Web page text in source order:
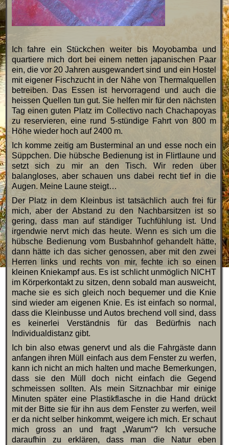
Ich fahre ein Stückchen weiter bis Moyobamba und
quartiere mich dort bei einem netten japanischen Paar
ein, die vor 20 Jahren ausgewandert sind und ein Hostel
mit eigener Fischzucht in der Nähe von Thermalquellen
betreiben. Das Essen ist hervorragend und auch die
heissen Quellen tun gut. Sie helfen mir für den nächsten
Tag einen guten Platz im Collectivo nach Chachapoyas
zu reservieren, eine rund 5-stündige Fahrt von 800 m
Höhe wieder hoch auf 2400 m.
Ich komme zeitig am Busterminal an und esse noch ein
Süppchen. Die hübsche Bedienung ist in Flirtlaune und
setzt sich zu mir an den Tisch. Wir reden über
balangloses, aber schauen uns dabei recht tief in die
Augen. Meine Laune steigt…
Der Platz in dem Kleinbus ist tatsächlich auch frei für
mich, aber der Abstand zu den Nachbarsitzen ist so
gering, dass man auf ständiger Tuchfühlung ist. Und
irgendwie nervt mich das heute. Wenn es sich um die
hübsche Bedienung vom Busbahnhof gehandelt hätte,
dann hätte ich das sicher genossen, aber mit den zwei
Herren links und rechts von mir, fechte ich so einen
kleinen Kniekampf aus. Es ist schlicht unmöglich NICHT
im Körperkontakt zu sitzen, denn sobald man ausweicht,
mache sie es sich gleich noch bequemer und die Knie
sind wieder am eigenen Knie. Es ist einfach so normal,
dass die Kleinbusse und Autos brechend voll sind, dass
es keinerlei Verständnis für das Bedürfnis nach
Individualdistanz gibt.
Ich bin also etwas genervt und als die Fahrgäste dann
anfangen ihren Müll einfach aus dem Fenster zu werfen,
kann ich nicht an mich halten und mache Bemerkungen,
dass sie den Müll doch nicht einfach die Gegend
schmeissen sollten. Als mein Sitznachbar mir einige
Minuten später eine Plastikflasche in die Hand drückt
mit der Bitte sie für ihn aus dem Fenster zu werfen, weil
er da nicht selber hinkommt, weigere ich mich. Er schaut
mich gross an und fragt „Warum“? Ich versuche
daraufhin zu erklären, dass man die Natur eben